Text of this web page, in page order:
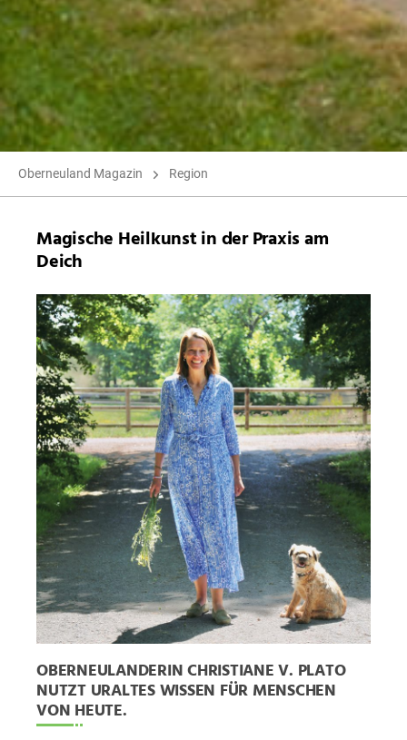
Oberneuland Magazin Region
Magische Heilkunst in der Praxis am
Deich
OBERNEULANDERIN CHRISTIANE V. PLATO
NUTZT URALTES WISSEN FÜR MENSCHEN
VON HEUTE.